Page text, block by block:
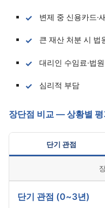
변제 중 신용카드·
큰 재산 처분 시 법
대리인 수임료·법
심리적 부담
장단점 비교 — 상황별
단기 관점
단기 관점 (0~3년)